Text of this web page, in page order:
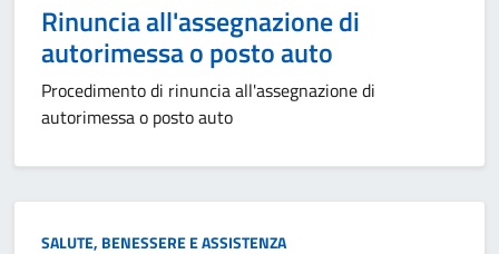
Rinuncia all'assegnazione di
autorimessa o posto auto
Procedimento di rinuncia all'assegnazione di
autorimessa o posto auto
Categoria:
SALUTE, BENESSERE E ASSISTENZA